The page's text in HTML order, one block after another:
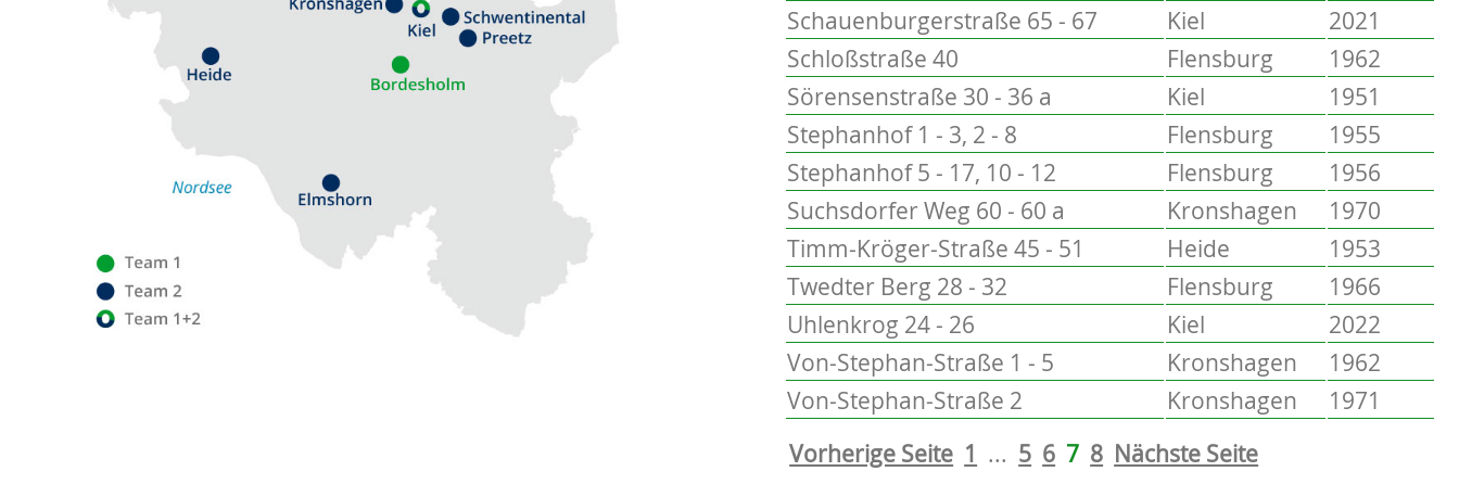
Schauenburgerstraße 65 - 67
Kiel
2021
Schloßstraße 40
Flensburg
1962
Sörensenstraße 30 - 36 a
Kiel
1951
Stephanhof 1 - 3, 2 - 8
Flensburg
1955
Stephanhof 5 - 17, 10 - 12
Flensburg
1956
Suchsdorfer Weg 60 - 60 a
Kronshagen
1970
Timm-Kröger-Straße 45 - 51
Heide
1953
Twedter Berg 28 - 32
Flensburg
1966
Uhlenkrog 24 - 26
Kiel
2022
Von-Stephan-Straße 1 - 5
Kronshagen
1962
Von-Stephan-Straße 2
Kronshagen
1971
Vorherige Seite 1 ... 5 6 7 8 Nächste Seite